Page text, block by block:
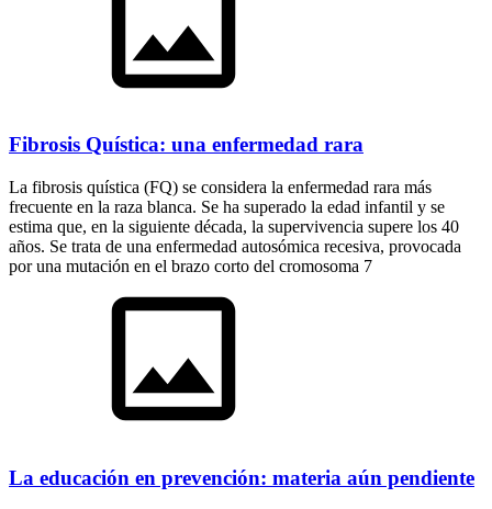
Fibrosis Quística: una enfermedad rara
La fibrosis quística (FQ) se considera la enfermedad rara más
frecuente en la raza blanca. Se ha superado la edad infantil y se
estima que, en la siguiente década, la supervivencia supere los 40
años. Se trata de una enfermedad autosómica recesiva, provocada
por una mutación en el brazo corto del cromosoma 7
La educación en prevención: materia aún pendiente